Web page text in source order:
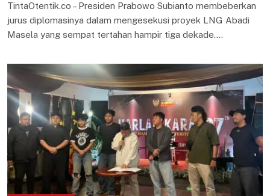
TintaOtentik.co – Presiden Prabowo Subianto membeberkan
jurus diplomasinya dalam mengesekusi proyek LNG Abadi
Masela yang sempat tertahan hampir tiga dekade.…